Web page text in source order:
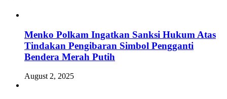
Menko Polkam Ingatkan Sanksi Hukum Atas
Tindakan Pengibaran Simbol Pengganti
Bendera Merah Putih
August 2, 2025